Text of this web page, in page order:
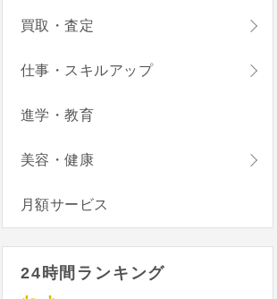
買取・査定
仕事・スキルアップ
進学・教育
美容・健康
月額サービス
24時間ランキング